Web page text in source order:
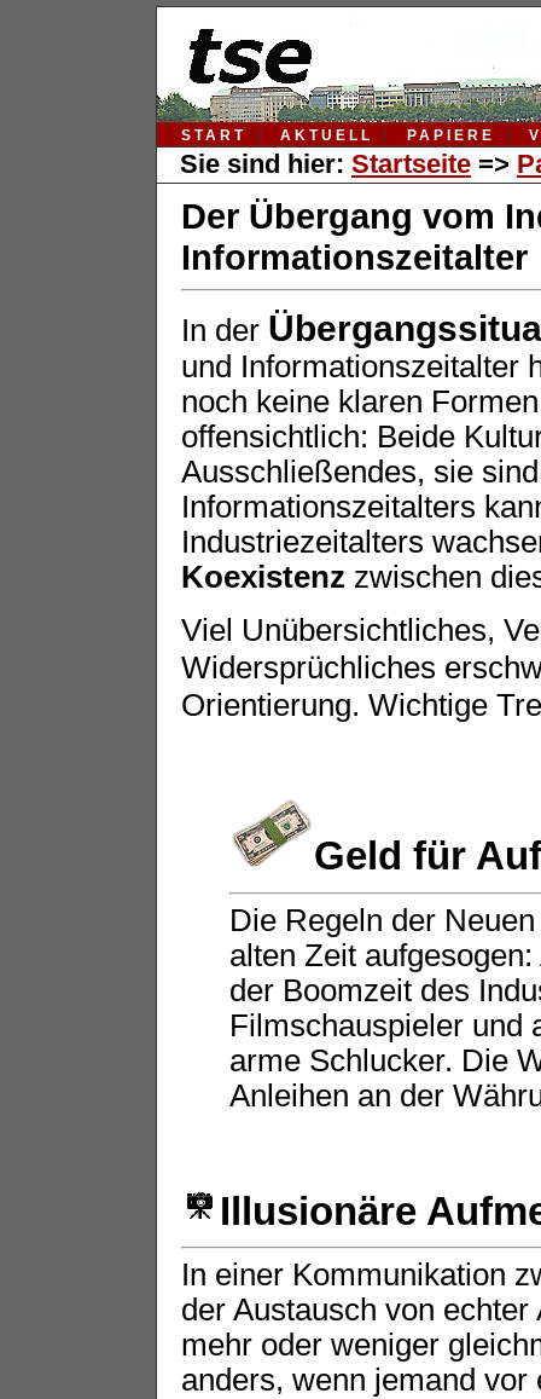
START AKTUELL PAPIERE
Sie sind hier: Startseite =>
Der Übergang vom
Informationszeitalter
In der
und Informationszeitalter
noch keine klaren
offensichtlich: Beide
Ausschließendes, sie
Informationszeitalters
Industriezeitalters
Koexistenz zwischen
Viel Unübersichtliches,
Widersprüchliches
Orientierung. Wichtige
Geld für
Die Regeln der
alten Zeit
der Boomzeit des
Filmschauspieler und
arme Schlucker. Die
Anleihen an der
Illusionäre
In einer Kommunikation
der Austausch von
mehr oder weniger
anders, wenn jemand